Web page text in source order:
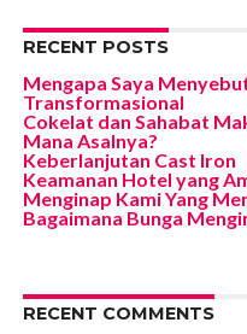
RECENT POSTS
Mengapa Saya
Transformasional
Cokelat dan Sahabat
Mana Asalnya?
Keberlanjutan Cast Iron
Keamanan Hotel yang
Menginap Kami Yang
Bagaimana Bunga
RECENT COMMENTS